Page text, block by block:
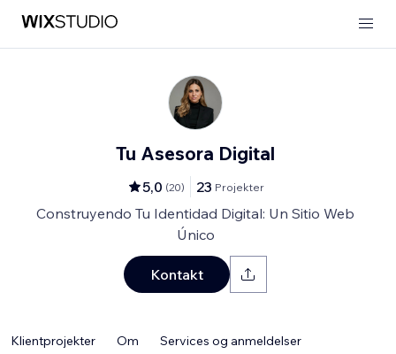
Tu Asesora Digital
5,0 (20) 23 Projekter
Construyendo Tu Identidad Digital: Un Sitio Web
Único
Kontakt
Klientprojekter Om Services og anmeldelser